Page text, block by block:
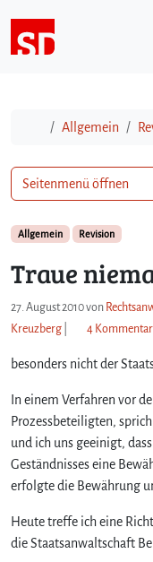
StartAllgemein
Allgemein Revision
Traue
27. August 2010von
Kreuzberg
4
besonders nicht der
In einem Verfahren vor
Prozessbeteiligten,
und ich uns geeinigt,
Geständnisses eine
erfolgte die Bewährung
Heute treffe ich eine
die Staatsanwaltschaft
Seitenmenü öffnen